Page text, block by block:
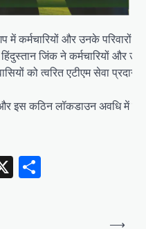
में कर्मचारियों और उनके
हिंदुस्तान जिंक ने कर्मचारियों और
को त्वरित एटीएम सेवा प्रदान
इस कठिन लॉकडाउन अवधि में
X
⟶